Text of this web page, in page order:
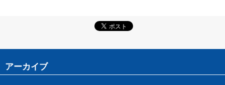
アーカイブ